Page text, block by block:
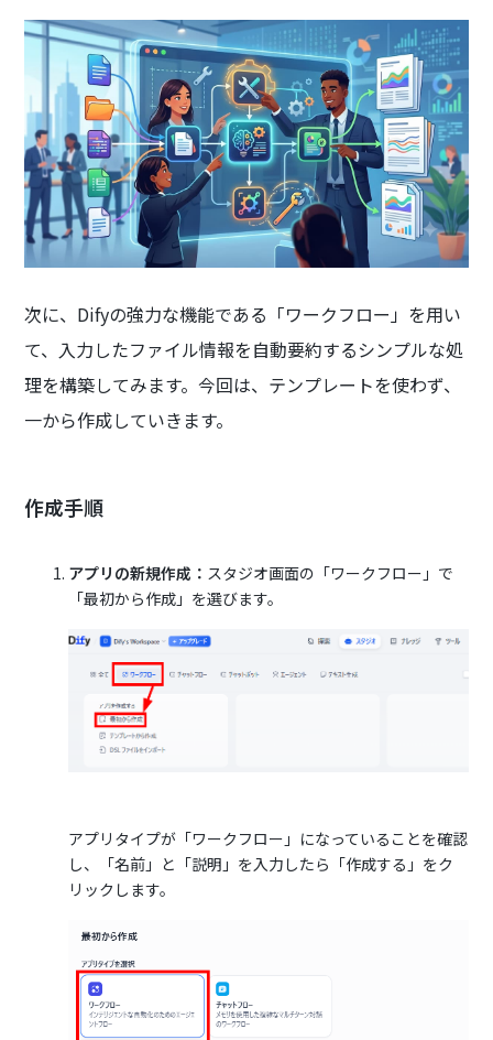
次に、Difyの強力な機能である「ワークフロー」を用い
て、入力したファイル情報を自動要約するシンプルな処
理を構築してみます。今回は、テンプレートを使わず、
一から作成していきます。
作成手順
アプリの新規作成： スタジオ画面の「ワークフロー」で
「最初から作成」を選びます。
アプリタイプが「ワークフロー」になっていることを確認
し、「名前」と「説明」を入力したら「作成する」をク
リックします。